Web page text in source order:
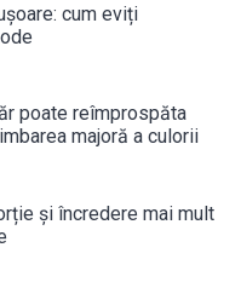
cum eviți
poate reîmprospăta
majoră a culorii
și încredere mai mult